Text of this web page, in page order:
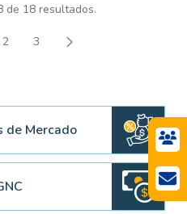
de 18 resultados.
Página
2 Página
3
de Mercado